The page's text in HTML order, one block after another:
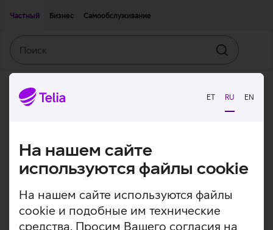
ET RU EN
На нашем сайте
используются файлы cookie
На нашем сайте используются файлы
cookie и подобные им технические
средства. Просим Вашего согласия на
Частный
Бизнес Самообслуживание
Искать